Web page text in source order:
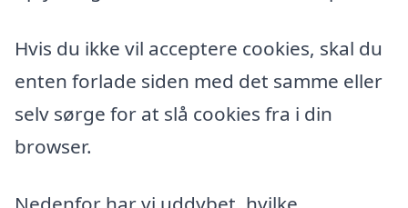
Hvis du ikke vil acceptere cookies, skal du
enten forlade siden med det samme eller
selv sørge for at slå cookies fra i din
browser.